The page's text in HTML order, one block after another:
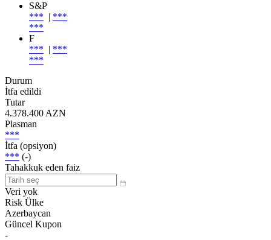
S&P
*** | ***
***
F
*** | ***
***
Durum
İtfa edildi
Tutar
4.378.400 AZN
Plasman
***
İtfa (opsiyon)
*** (-)
Tahakkuk eden faiz
Veri yok
Risk Ülke
Azerbaycan
Güncel Kupon
-